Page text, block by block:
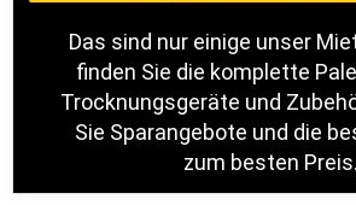
Das sind nur einige unser
finden Sie die komplette
Trocknungsgeräte und
Sie Sparangebote und die
zum besten Preis.